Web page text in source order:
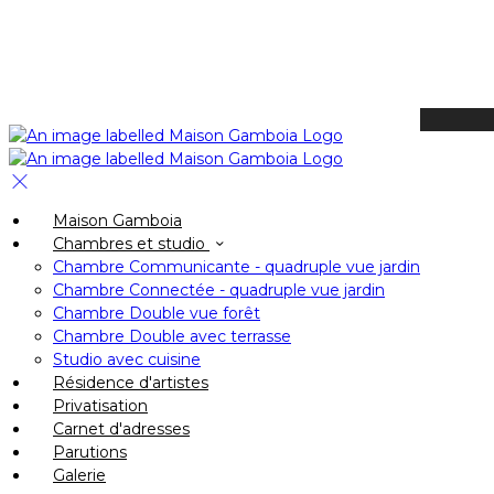
Maison Gamboia
Chambres et studio
Chambre Communicante - quadruple vue jardin
Chambre Connectée - quadruple vue jardin
Chambre Double vue forêt
Chambre Double avec terrasse
Studio avec cuisine
Résidence d'artistes
Privatisation
Carnet d'adresses
Parutions
Galerie
Book your stay
Check Out
Adults
Children
+